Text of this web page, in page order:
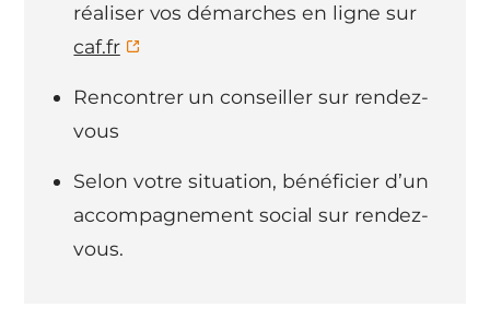
réaliser vos démarches en ligne sur
caf.fr
Rencontrer un conseiller sur rendez-
vous
Selon votre situation, bénéficier d’un
accompagnement social sur rendez-
vous.